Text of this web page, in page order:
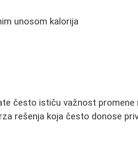
unosom kalorija
često ističu važnost
rešenja koja često donose